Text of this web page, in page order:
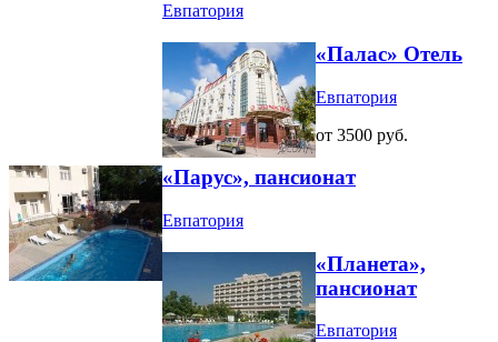
Евпатория
«Палас» Отель
Евпатория
от 3500 руб.
«Парус», пансионат
Евпатория
«Планета»,
пансионат
Евпатория